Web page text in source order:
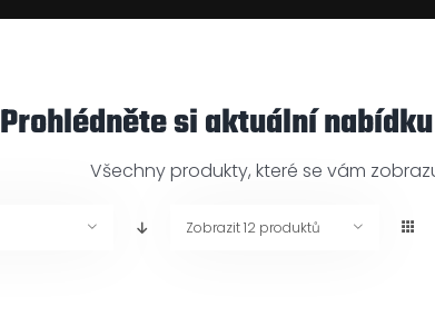
Prohlédněte si aktuální
Všechny produkty, které se vám
Zobrazit12 produktů